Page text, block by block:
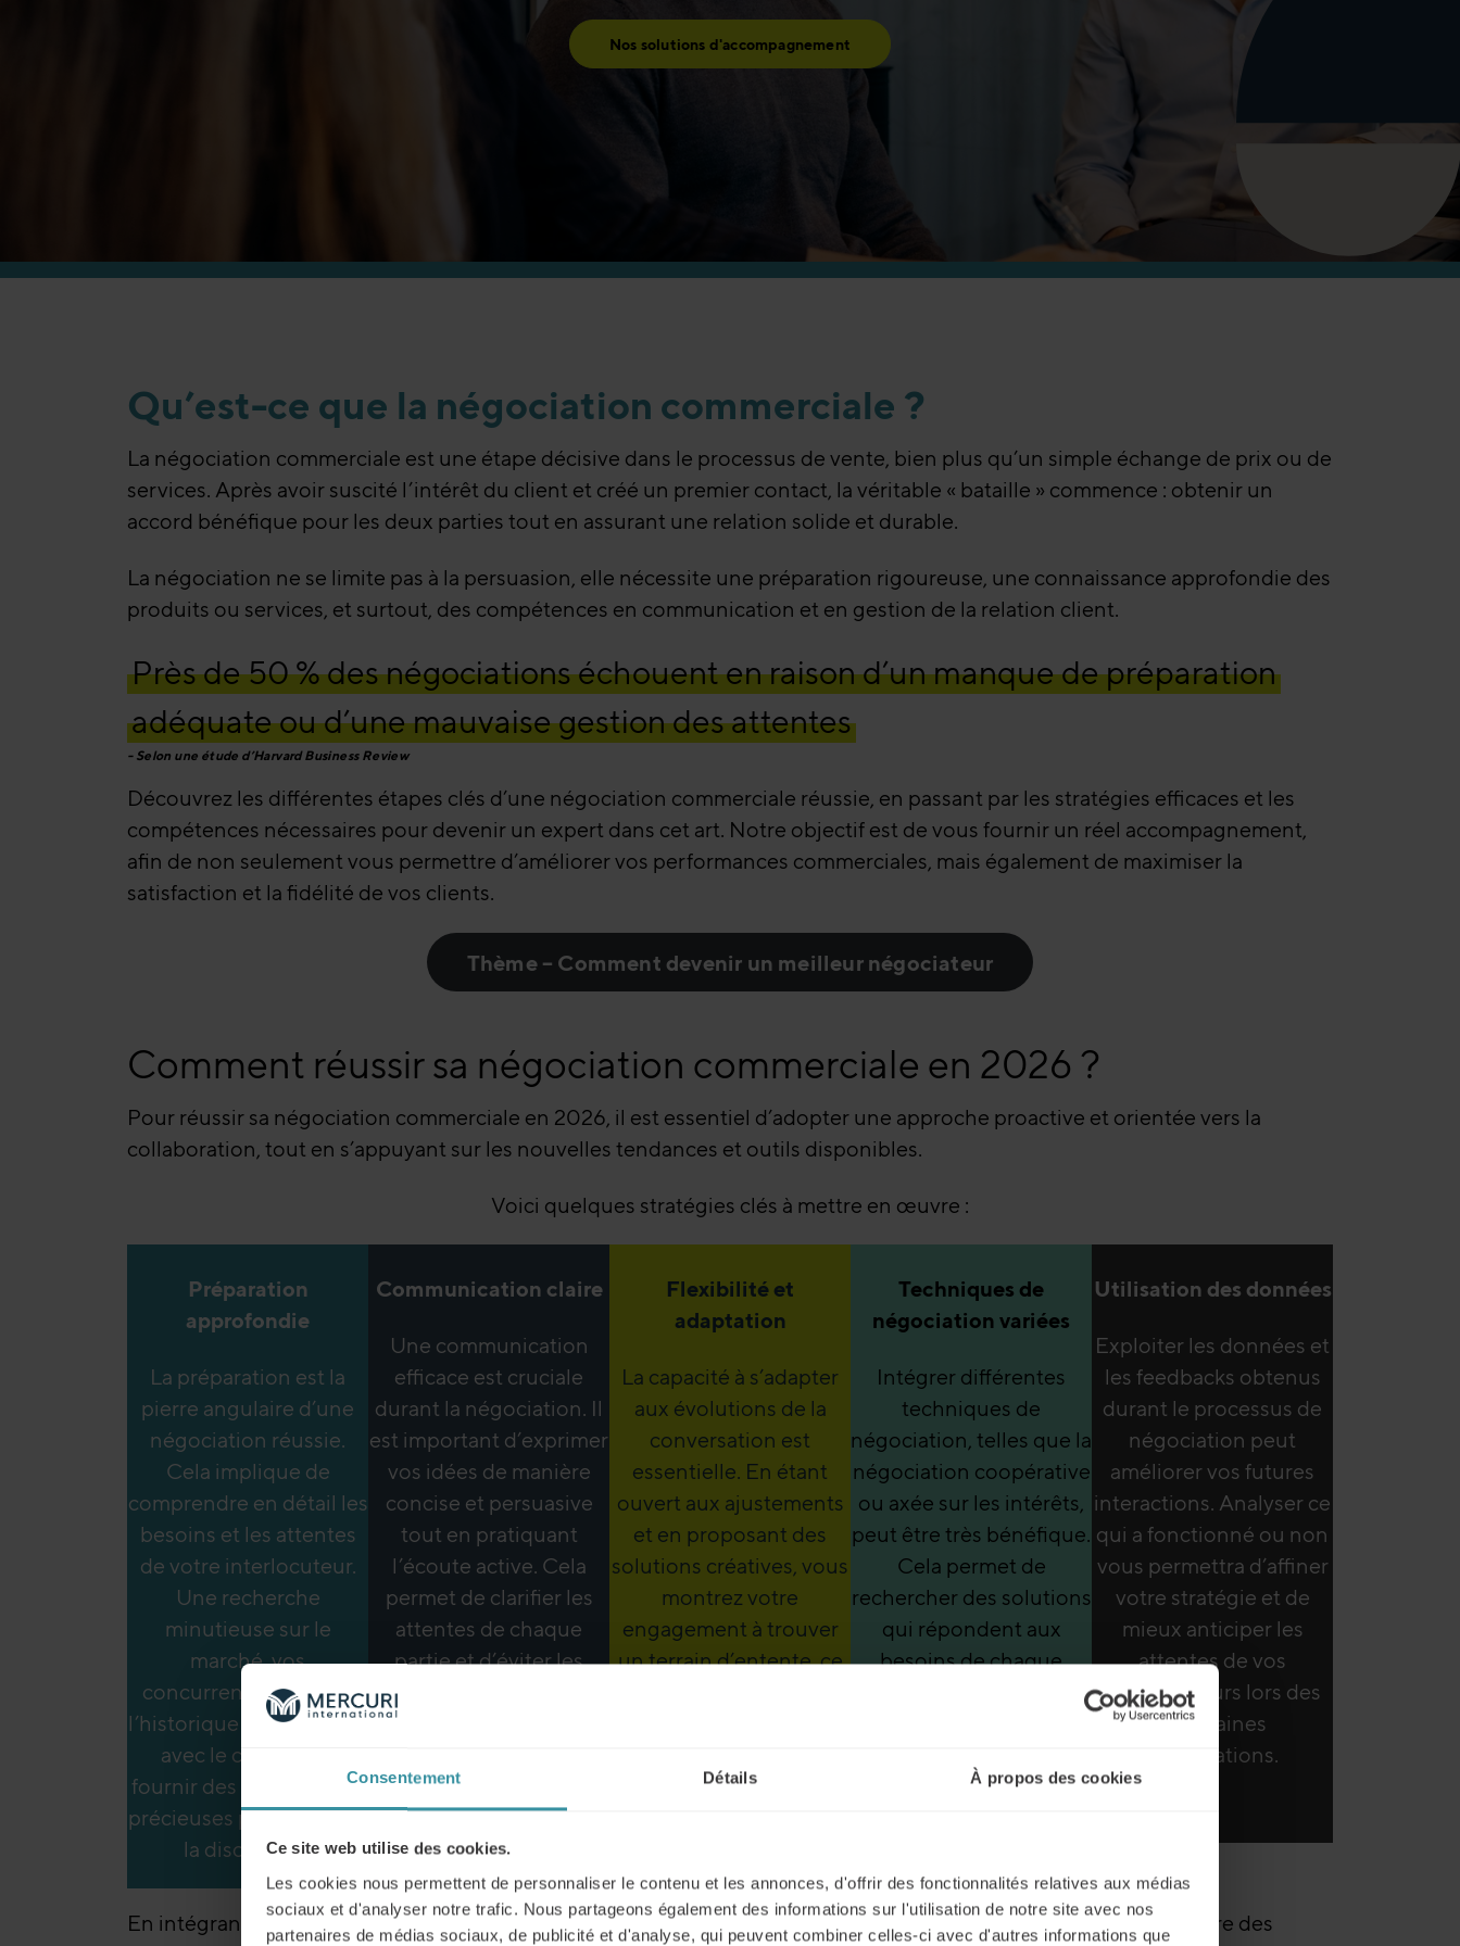
Consentement Détails À propos des cookies
Ce site web utilise des cookies.
Les cookies nous permettent de personnaliser le contenu et les annonces, d'offrir des fonctionnalités relatives aux médias
sociaux et d'analyser notre trafic. Nous partageons également des informations sur l'utilisation de notre site avec nos
partenaires de médias sociaux, de publicité et d'analyse, qui peuvent combiner celles-ci avec d'autres informations que
Nos solutions d'accompagnement
Qu’est-ce que la négociation commerciale ?
La négociation commerciale est une étape décisive dans le processus de vente, bien plus qu’un simple échange de prix ou de
services. Après avoir suscité l’intérêt du client et créé un premier contact, la véritable « bataille » commence : obtenir un
accord bénéfique pour les deux parties tout en assurant une relation solide et durable.
La négociation ne se limite pas à la persuasion, elle nécessite une préparation rigoureuse, une connaissance approfondie des
produits ou services, et surtout, des compétences en communication et en gestion de la relation client.
Près de 50 % des négociations échouent en raison d’un manque de préparation
adéquate ou d’une mauvaise gestion des attentes
Selon une étude d’Harvard Business Review
Découvrez les différentes étapes clés d’une négociation commerciale réussie, en passant par les stratégies efficaces et les
compétences nécessaires pour devenir un expert dans cet art. Notre objectif est de vous fournir un réel accompagnement,
afin de non seulement vous permettre d’améliorer vos performances commerciales, mais également de maximiser la
satisfaction et la fidélité de vos clients.
Thème – Comment devenir un meilleur négociateur
Comment réussir sa négociation commerciale en 2026 ?
Pour réussir sa négociation commerciale en 2026, il est essentiel d’adopter une approche proactive et orientée vers la
collaboration, tout en s’appuyant sur les nouvelles tendances et outils disponibles.
Voici quelques stratégies clés à mettre en œuvre :
Préparation
approfondie
La préparation est la
pierre angulaire d’une
négociation réussie.
Cela implique de
comprendre en détail les
besoins et les attentes
de votre interlocuteur.
Une recherche
minutieuse sur le
marché, vos
concurrents, et même
l’historique des relations
avec le client peut
fournir des informations
précieuses pour orienter
la discussion.
Communication claire
Une communication
efficace est cruciale
durant la négociation. Il
est important d’exprimer
vos idées de manière
concise et persuasive
tout en pratiquant
l’écoute active. Cela
permet de clarifier les
attentes de chaque
partie et d’éviter les
malentendus, favorisant
Flexibilité et
adaptation
La capacité à s’adapter
aux évolutions de la
conversation est
essentielle. En étant
ouvert aux ajustements
et en proposant des
solutions créatives, vous
montrez votre
engagement à trouver
un terrain d’entente, ce
Techniques de
négociation variées
Intégrer différentes
techniques de
négociation, telles que la
négociation coopérative
ou axée sur les intérêts,
peut être très bénéfique.
Cela permet de
rechercher des solutions
qui répondent aux
besoins de chaque
de confrontation.
Utilisation des données
Exploiter les données et
les feedbacks obtenus
durant le processus de
négociation peut
améliorer vos futures
interactions. Analyser ce
qui a fonctionné ou non
vous permettra d’affiner
votre stratégie et de
mieux anticiper les
attentes de vos
interlocuteurs lors des
prochaines
négociations.
En intégrant ces éléments dans votre stratégie de négociation commerciale, vous pourrez non seulement conclure des